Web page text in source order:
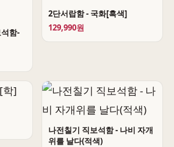
함-
2단서랍함 - 국화[흑색]
129,990원
나전칠기 직보석함 - 나비 자개
위를 날다(적색)